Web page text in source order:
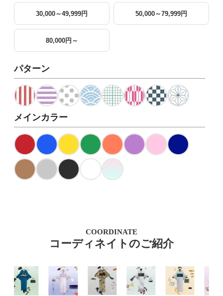
30,000～49,999円 50,000～79,999円
80,000円～
パターン
メインカラー
COORDINATE
コーディネイトのご紹介